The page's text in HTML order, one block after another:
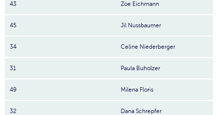
43 Zoe Eichmann
45 Jil Nussbaumer
34 Celine Niederberger
31 Paula Buholzer
49 Milena Floris
32 Dana Schrepfer